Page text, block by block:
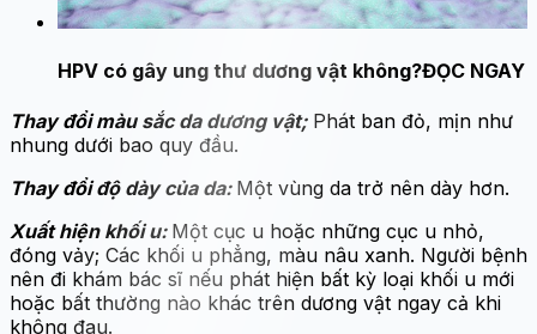
HPV có gây ung thư dương vật không?ĐỌC NGAY
Thay đổi màu sắc da dương vật;Phát ban đỏ, mịn như
nhung dưới bao quy đầu.
Thay đổi độ dày của da: Một vùng da trở nên dày hơn.
Xuất hiện khối u: Một cục u hoặc những cục u nhỏ,
đóng vảy; Các khối u phẳng, màu nâu xanh. Người bệnh
nên đi khám bác sĩ nếu phát hiện bất kỳ loại khối u mới
hoặc bất thường nào khác trên dương vật ngay cả khi
không đau.